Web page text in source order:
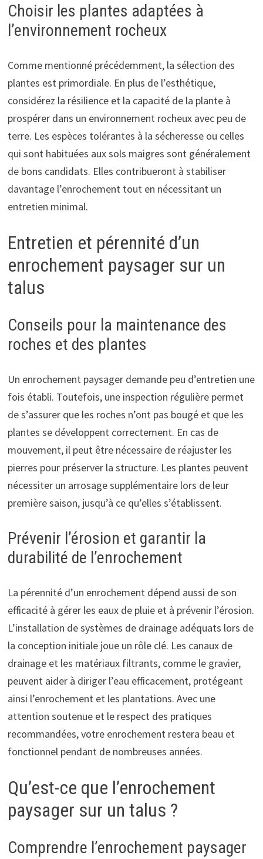
Choisir les plantes adaptées à
l’environnement rocheux
Comme mentionné précédemment, la sélection des
plantes est primordiale. En plus de l’esthétique,
considérez la résilience et la capacité de la plante à
prospérer dans un environnement rocheux avec peu de
terre. Les espèces tolérantes à la sécheresse ou celles
qui sont habituées aux sols maigres sont généralement
de bons candidats. Elles contribueront à stabiliser
davantage l’enrochement tout en nécessitant un
entretien minimal.
Entretien et pérennité d’un
enrochement paysager sur un
talus
Conseils pour la maintenance des
roches et des plantes
Un enrochement paysager demande peu d’entretien une
fois établi. Toutefois, une inspection régulière permet
de s’assurer que les roches n’ont pas bougé et que les
plantes se développent correctement. En cas de
mouvement, il peut être nécessaire de réajuster les
pierres pour préserver la structure. Les plantes peuvent
nécessiter un arrosage supplémentaire lors de leur
première saison, jusqu’à ce qu’elles s’établissent.
Prévenir l’érosion et garantir la
durabilité de l’enrochement
La pérennité d’un enrochement dépend aussi de son
efficacité à gérer les eaux de pluie et à prévenir l’érosion.
L’installation de systèmes de drainage adéquats lors de
la conception initiale joue un rôle clé. Les canaux de
drainage et les matériaux filtrants, comme le gravier,
peuvent aider à diriger l’eau efficacement, protégeant
ainsi l’enrochement et les plantations. Avec une
attention soutenue et le respect des pratiques
recommandées, votre enrochement restera beau et
fonctionnel pendant de nombreuses années.
Qu’est-ce que l’enrochement
paysager sur un talus ?
Comprendre l’enrochement paysager